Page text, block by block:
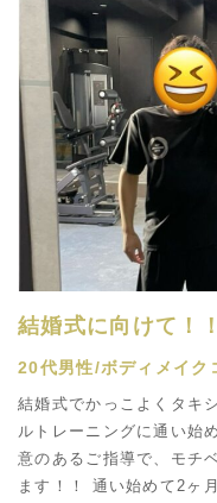
結婚式に向けて！
20代男性/ボディメイク
結婚式でかっこよくタキ
ルトレーニングに通い始
意のあるご指導で、モチ
ます！！ 通い始めて2ヶ